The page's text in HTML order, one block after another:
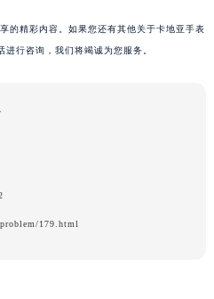
的精彩内容。如果您还有其他关于卡地亚手表
行咨询，我们将竭诚为您服务。
179.html